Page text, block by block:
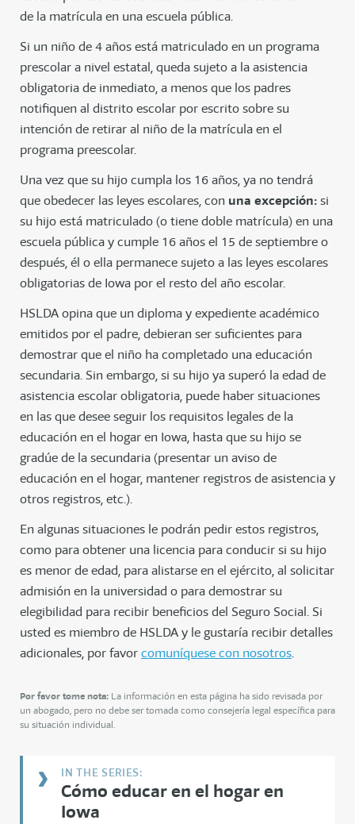
de la matrícula en una escuela pública.
Si un niño de 4 años está matriculado en un programa
prescolar a nivel estatal, queda sujeto a la asistencia
obligatoria de inmediato, a menos que los padres
notifiquen al distrito escolar por escrito sobre su
intención de retirar al niño de la matrícula en el
programa preescolar.
Una vez que su hijo cumpla los 16 años, ya no tendrá
que obedecer las leyes escolares, con una excepción:si
su hijo está matriculado (o tiene doble matrícula) en una
escuela pública y cumple 16 años el 15 de septiembre o
después, él o ella permanece sujeto a las leyes escolares
obligatorias de Iowa por el resto del año escolar.
HSLDA opina que un diploma y expediente académico
emitidos por el padre, debieran ser suficientes para
demostrar que el niño ha completado una educación
secundaria. Sin embargo, si su hijo ya superó la edad de
asistencia escolar obligatoria, puede haber situaciones
en las que desee seguir los requisitos legales de la
educación en el hogar en Iowa, hasta que su hijo se
gradúe de la secundaria (presentar un aviso de
educación en el hogar, mantener registros de asistencia y
otros registros, etc.).
En algunas situaciones le podrán pedir estos registros,
como para obtener una licencia para conducir si su hijo
es menor de edad, para alistarse en el ejército, al solicitar
admisión en la universidad o para demostrar su
elegibilidad para recibir beneficios del Seguro Social. Si
usted es miembro de HSLDA y le gustaría recibir detalles
adicionales, por favorcomuníquese con nosotros.
Por favor tome nota: La información en esta página ha sido revisada por
un abogado, pero no debe ser tomada como consejería legal específica para
su situación individual.
Cómo educar en el hogar en
Iowa